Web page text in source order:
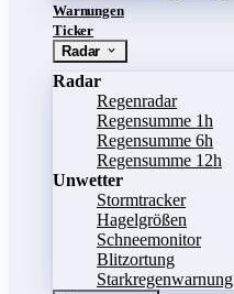
Warnungen
Ticker
Radar
Radar
Regenradar
Regensumme 1h
Regensumme 6h
Regensumme 12h
Unwetter
Stormtracker
Hagelgrößen
Schneemonitor
Blitzortung
Starkregenwarnung